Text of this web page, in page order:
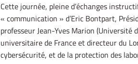
Cette journée, pleine d’échanges
« communication » d’Eric Bontpart,
professeur Jean-Yves Marion (Université
universitaire de France et directeur du
cybersécurité, et de la protection des